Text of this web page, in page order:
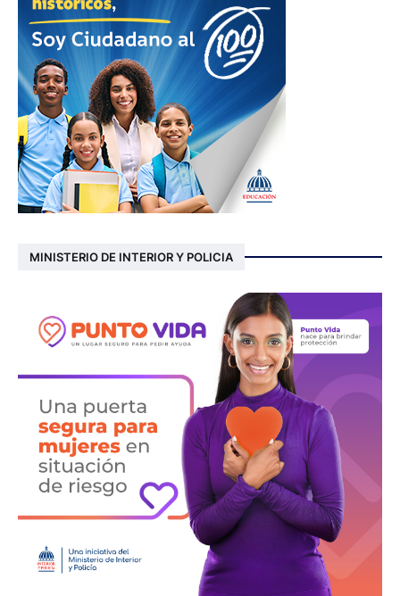
MINISTERIO DE INTERIOR Y POLICIA